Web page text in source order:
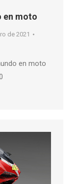
en moto
de 2021
en moto